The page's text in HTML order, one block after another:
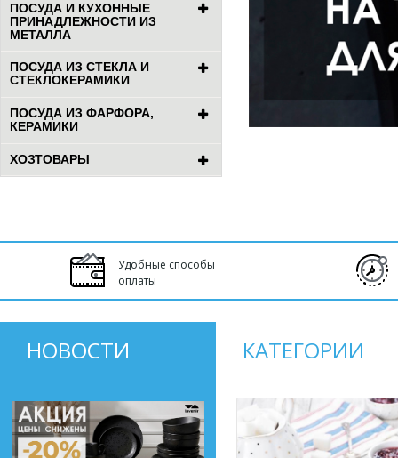
ПОСУДА И КУХОННЫЕ
ПРИНАДЛЕЖНОСТИ ИЗ
МЕТАЛЛА
ПОСУДА ИЗ СТЕКЛА И
СТЕКЛОКЕРАМИКИ
ПОСУДА ИЗ ФАРФОРА,
КЕРАМИКИ
ХОЗТОВАРЫ
Удобные способы
оплаты
НОВОСТИ КАТЕГОРИИ